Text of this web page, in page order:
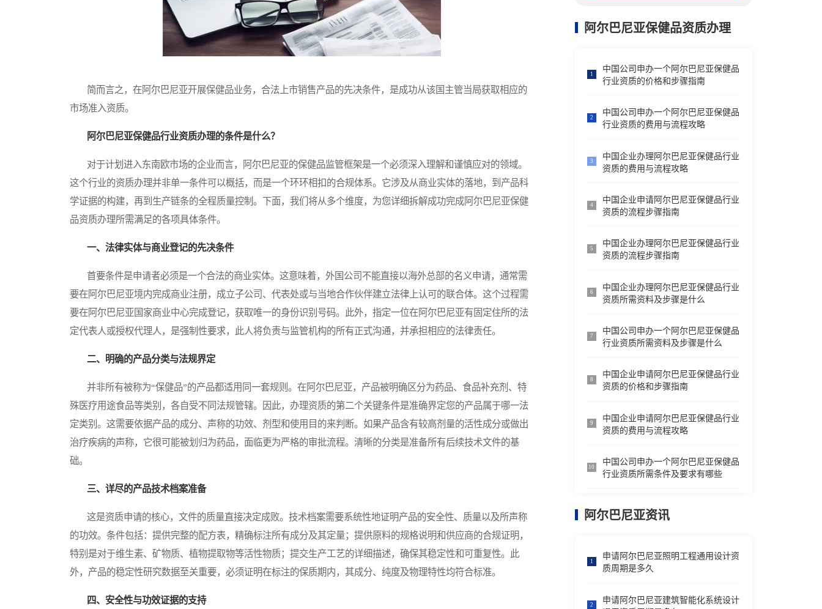
简而言之，在阿尔巴尼亚开展保健品业务，合法上市销售产品的先决条件，是成功从该国主管当局获取相应的
市场准入资质。
阿尔巴尼亚保健品行业资质办理的条件是什么？
对于计划进入东南欧市场的企业而言，阿尔巴尼亚的保健品监管框架是一个必须深入理解和谨慎应对的领域。
这个行业的资质办理并非单一条件可以概括，而是一个环环相扣的合规体系。它涉及从商业实体的落地，到产品科
学证据的构建，再到生产链条的全程质量控制。下面，我们将从多个维度，为您详细拆解成功完成阿尔巴尼亚保健
品资质办理所需满足的各项具体条件。
一、法律实体与商业登记的先决条件
首要条件是申请者必须是一个合法的商业实体。这意味着，外国公司不能直接以海外总部的名义申请，通常需
要在阿尔巴尼亚境内完成商业注册，成立子公司、代表处或与当地合作伙伴建立法律上认可的联合体。这个过程需
要在阿尔巴尼亚国家商业中心完成登记，获取唯一的身份识别号码。此外，指定一位在阿尔巴尼亚有固定住所的法
定代表人或授权代理人，是强制性要求，此人将负责与监管机构的所有正式沟通，并承担相应的法律责任。
二、明确的产品分类与法规界定
并非所有被称为“保健品”的产品都适用同一套规则。在阿尔巴尼亚，产品被明确区分为药品、食品补充剂、特
殊医疗用途食品等类别，各自受不同法规管辖。因此，办理资质的第二个关键条件是准确界定您的产品属于哪一法
定类别。这需要依据产品的成分、声称的功效、剂型和使用目的来判断。如果产品含有较高剂量的活性成分或做出
治疗疾病的声称，它很可能被划归为药品，面临更为严格的审批流程。清晰的分类是准备所有后续技术文件的基
础。
三、详尽的产品技术档案准备
这是资质申请的核心，文件的质量直接决定成败。技术档案需要系统性地证明产品的安全性、质量以及所声称
的功效。条件包括：提供完整的配方表，精确标注所有成分及其定量；提供原料的规格说明和供应商的合规证明，
特别是对于维生素、矿物质、植物提取物等活性物质；提交生产工艺的详细描述，确保其稳定性和可重复性。此
外，产品的稳定性研究数据至关重要，必须证明在标注的保质期内，其成分、纯度及物理特性均符合标准。
四、安全性与功效证据的支持
阿尔巴尼亚保健品资质办理
1
中国公司申办一个阿尔巴尼亚保健品
行业资质的价格和步骤指南
2
中国公司申办一个阿尔巴尼亚保健品
行业资质的费用与流程攻略
3
中国企业办理阿尔巴尼亚保健品行业
资质的费用与流程攻略
4
中国企业申请阿尔巴尼亚保健品行业
资质的流程步骤指南
5
中国企业办理阿尔巴尼亚保健品行业
资质的流程步骤指南
6
中国企业办理阿尔巴尼亚保健品行业
资质所需资料及步骤是什么
7
中国公司申办一个阿尔巴尼亚保健品
行业资质所需资料及步骤是什么
8
中国企业申请阿尔巴尼亚保健品行业
资质的价格和步骤指南
9
中国企业申请阿尔巴尼亚保健品行业
资质的费用与流程攻略
10
中国公司申办一个阿尔巴尼亚保健品
行业资质所需条件及要求有哪些
阿尔巴尼亚资讯
1
申请阿尔巴尼亚照明工程通用设计资
质周期是多久
2
申请阿尔巴尼亚建筑智能化系统设计